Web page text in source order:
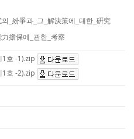
_紛爭과_그_解決策에_대한_硏究
擔保에_관한_考察
1호 -1).zip
1호 -2).zip